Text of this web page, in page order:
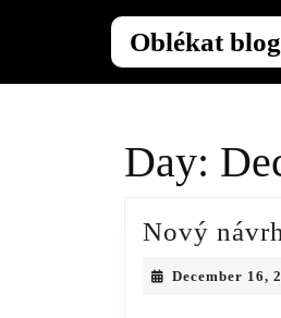
Oblékat blog
Day:
Nový
December 16,